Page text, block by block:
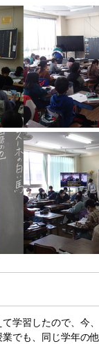
学習したので、今
でも、同じ学年の